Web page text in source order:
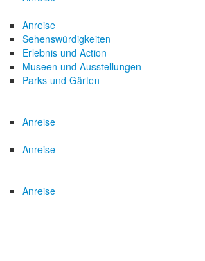
Anreise
Sehenswürdigkeiten
Erlebnis und Action
Museen und Ausstellungen
Parks und Gärten
Anreise
Anreise
Anreise